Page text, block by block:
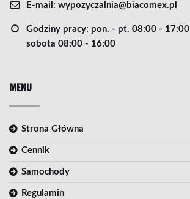
E-mail: wypozyczalnia@biacomex.pl
Godziny pracy: pon. - pt. 08:00 - 17:00
sobota 08:00 - 16:00
MENU
Strona Główna
Cennik
Samochody
Regulamin